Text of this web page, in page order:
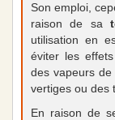
Son emploi,
raison de sa
utilisation en
éviter les
des vapeurs de
vertiges ou des
En raison de